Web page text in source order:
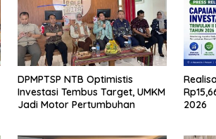
DPMPTSP NTB Optimistis
Investasi Tembus Target, UMKM
Jadi Motor Pertumbuhan
2026